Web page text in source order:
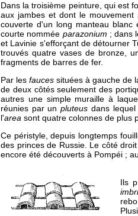
Dans la troisième peinture, qui est
aux jambes et dont le
couverte d'un long manteau
courte nommée parazonium ; dans
et Lavinie s'efforçant de détourner
trouvés quatre vases de bronze,
fragments de barres de fer.
Par lesfauces situées à gauche de
de deux côtés seulement des
autres une simple muraille à
réunies par unpluteus dans
l'area sont quatre colonnes de plus
Ce péristyle, depuis longtemps
des princes de Russie. Le côté
encore été découverts à Pompéi ;
Ils